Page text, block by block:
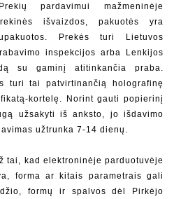
pardavimui mažmeninėje
išvaizdos, pakuotės yra
Prekės turi Lietuvos
inspekcijos arba Lenkijos
su gaminį atitinkančia praba.
turi tai patvirtinančią holografinę
kortelę. Norint gauti popierinį
užsakyti iš anksto, jo išdavimo
užtrunka 7-14 dienų.
tai, kad elektroninėje parduotuvėje
forma ar kitais parametrais gali
formų ir spalvos dėl Pirkėjo